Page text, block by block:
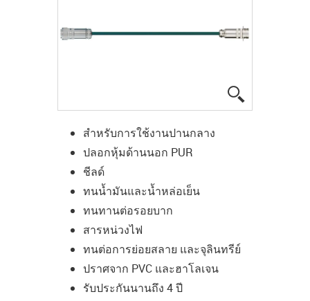
สำหรับการใช้งานปานกลาง
ปลอกหุ้มด้านนอก PUR
ชีลด์
ทนน้ำมันและน้ำหล่อเย็น
ทนทานต่อรอยบาก
สารหน่วงไฟ
ทนต่อการย่อยสลาย และจุลินทรีย์
ปราศจาก PVC และฮาโลเจน
รับประกันนานถึง 4 ปี